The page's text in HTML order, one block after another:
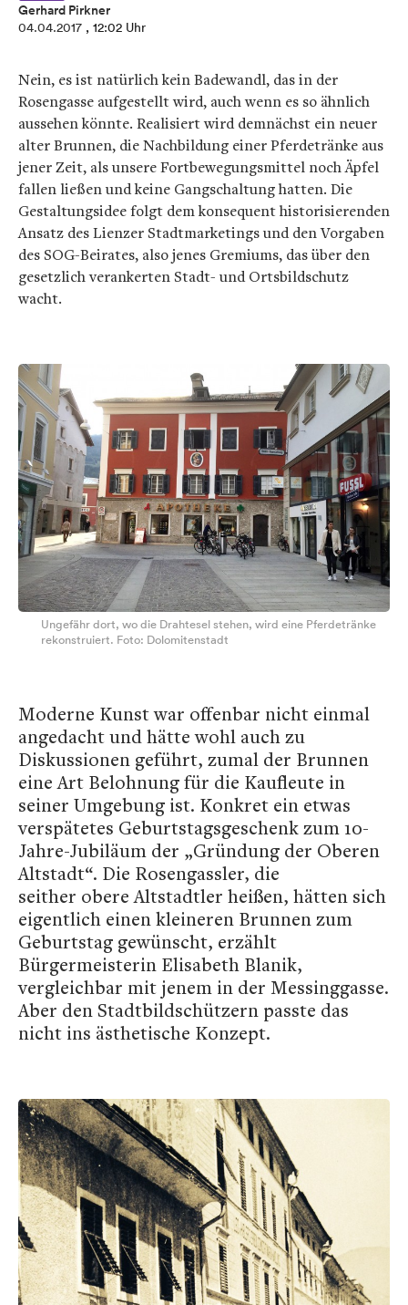
Gerhard Pirkner
04.04.2017 , 12:02 Uhr
Nein, es ist natürlich kein Badewandl, das in der
Rosengasse aufgestellt wird, auch wenn es so ähnlich
aussehen könnte. Realisiert wird demnächst ein neuer
alter Brunnen, die Nachbildung einer Pferdetränke aus
jener Zeit, als unsere Fortbewegungsmittel noch Äpfel
fallen ließen und keine Gangschaltung hatten. Die
Gestaltungsidee folgt dem konsequent historisierenden
Ansatz des Lienzer Stadtmarketings und den Vorgaben
des SOG-Beirates, also jenes Gremiums, das über den
gesetzlich verankerten Stadt- und Ortsbildschutz
wacht.
Ungefähr dort, wo die Drahtesel stehen, wird eine Pferdetränke
rekonstruiert. Foto: Dolomitenstadt
Moderne Kunst war offenbar nicht einmal
angedacht und hätte wohl auch zu
Diskussionen geführt, zumal der Brunnen
eine Art Belohnung für die Kaufleute in
seiner Umgebung ist. Konkret ein etwas
verspätetes Geburtstagsgeschenk zum 10-
Jahre-Jubiläum der „Gründung der Oberen
Altstadt“. Die Rosengassler, die
seither obere Altstadtler heißen, hätten sich
eigentlich einen kleineren Brunnen zum
Geburtstag gewünscht, erzählt
Bürgermeisterin Elisabeth Blanik,
vergleichbar mit jenem in der Messinggasse.
Aber den Stadtbildschützern passte das
nicht ins ästhetische Konzept.